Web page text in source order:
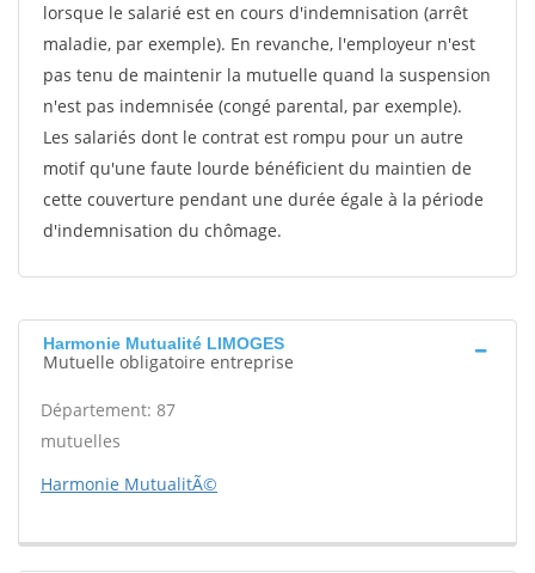
lorsque le salarié est en cours d'indemnisation (arrêt
maladie, par exemple). En revanche, l'employeur n'est
pas tenu de maintenir la mutuelle quand la suspension
n'est pas indemnisée (congé parental, par exemple).
Les salariés dont le contrat est rompu pour un autre
motif qu'une faute lourde bénéficient du maintien de
cette couverture pendant une durée égale à la période
d'indemnisation du chômage.
Harmonie Mutualité LIMOGES
Mutuelle obligatoire entreprise
Département: 87
mutuelles
Harmonie MutualitÃ©